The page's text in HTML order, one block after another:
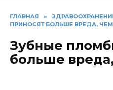
ГЛАВНАЯ »
ПРИНОСЯТ БОЛЬШЕ ВРЕДА,
Зубные
больше